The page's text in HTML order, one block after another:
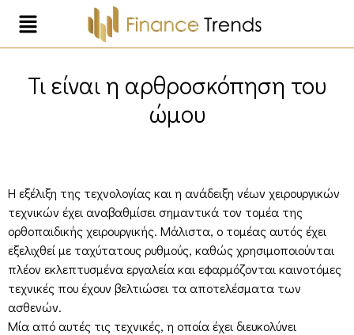
Τι είναι η αρθροσκόπηση του
ώμου
Η εξέλιξη της τεχνολογίας και η ανάδειξη νέων χειρουργικών
τεχνικών έχει αναβαθμίσει σημαντικά τον τομέα της
ορθοπαιδικής χειρουργικής. Μάλιστα, ο τομέας αυτός έχει
εξελιχθεί με ταχύτατους ρυθμούς, καθώς χρησιμοποιούνται
πλέον εκλεπτυσμένα εργαλεία και εφαρμόζονται καινοτόμες
τεχνικές που έχουν βελτιώσει τα αποτελέσματα των
ασθενών.
Μία από αυτές τις τεχνικές, η οποία έχει διευκολύνει